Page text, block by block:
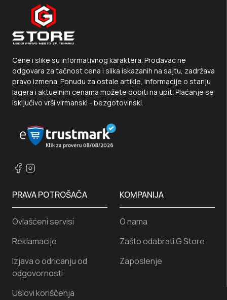
Cene i slike su informativnog karaktera. Prodavac ne
odgovara za tačnost cena i slika iskazanih na sajtu, zadržava
pravo izmena. Ponudu za ostale artikle, informacije o stanju
lagera i aktuelnim cenama možete dobiti na upit. Plaćanje se
isključivo vrši virmanski - bezgotovinski.
PRAVA POTROŠAČA
Ovlašćeni servisi
Reklamacije
Izjava o odricanju od
odgovornosti
Uslovi koriščenja
KOMPANIJA
O nama
Zašto odabrati G Store
Zaposlenje